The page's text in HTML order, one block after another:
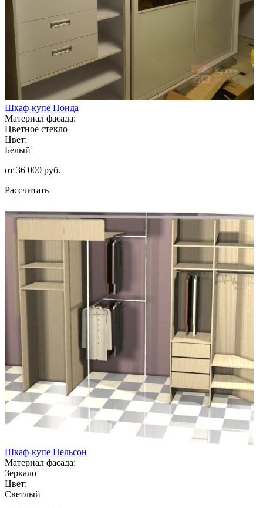
Шкаф-купе Понда
Материал фасада:
Цветное стекло
Цвет:
Белый
от 36 000 руб.
Рассчитать
Шкаф-купе Нельсон
Материал фасада:
Зеркало
Цвет:
Светлый